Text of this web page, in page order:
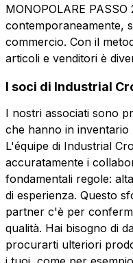
MONOPOLARE
contemporaneamente,
commercio. Con il
articoli e venditori è
I soci di Industrial
I nostri associati sono
che hanno in
L'équipe di Industrial
accuratamente i
fondamentali regole:
di esperienza. Questo
partner c'è per
qualità. Hai bisogno di
procurarti ulteriori